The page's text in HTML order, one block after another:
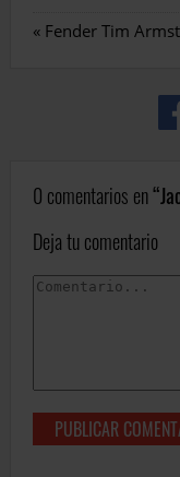
« Fender Tim Armstrong
0 comentarios en
Deja tu comentario